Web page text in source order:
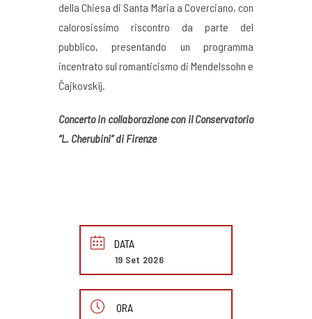
della Chiesa di Santa Maria a Coverciano, con
calorosissimo riscontro da parte del
pubblico, presentando un programma
incentrato sul romanticismo di Mendelssohn e
Čajkovskij.
Concerto in collaborazione con il Conservatorio
“L. Cherubini” di Firenze
DATA
19 Set 2026
ORA